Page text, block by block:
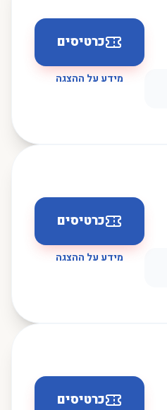
כרטיסים
מידע על ההצגה
כרטיסים
מידע על ההצגה
כרטיסים